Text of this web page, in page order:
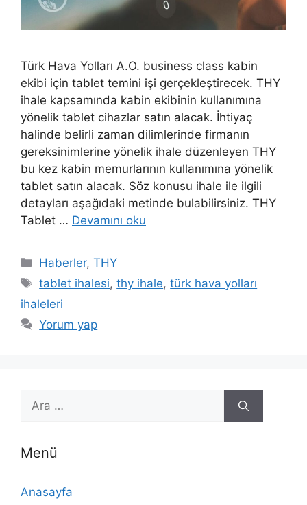
Türk Hava Yolları A.O. business class kabin
ekibi için tablet temini işi gerçekleştirecek. THY
ihale kapsamında kabin ekibinin kullanımına
yönelik tablet cihazlar satın alacak. İhtiyaç
halinde belirli zaman dilimlerinde firmanın
gereksinimlerine yönelik ihale düzenleyen THY
bu kez kabin memurlarının kullanımına yönelik
tablet satın alacak. Söz konusu ihale ile ilgili
detayları aşağıdaki metinde bulabilirsiniz. THY
Tablet … Devamını oku
Kategoriler
Haberler,THY
Etiketler
tablet ihalesi,thy ihale,türk hava yolları
ihaleleri
Yorum yap
için
Menü
Anasayfa